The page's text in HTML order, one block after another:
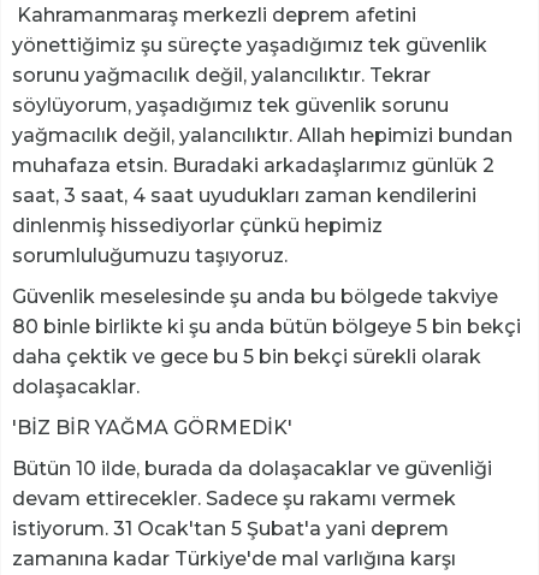
Kahramanmaraş merkezli deprem afetini
yönettiğimiz şu süreçte yaşadığımız tek güvenlik
sorunu yağmacılık değil, yalancılıktır. Tekrar
söylüyorum, yaşadığımız tek güvenlik sorunu
yağmacılık değil, yalancılıktır. Allah hepimizi bundan
muhafaza etsin. Buradaki arkadaşlarımız günlük 2
saat, 3 saat, 4 saat uyudukları zaman kendilerini
dinlenmiş hissediyorlar çünkü hepimiz
sorumluluğumuzu taşıyoruz.
Güvenlik meselesinde şu anda bu bölgede takviye
80 binle birlikte ki şu anda bütün bölgeye 5 bin bekçi
daha çektik ve gece bu 5 bin bekçi sürekli olarak
dolaşacaklar.
'BİZ BİR YAĞMA GÖRMEDİK'
Bütün 10 ilde, burada da dolaşacaklar ve güvenliği
devam ettirecekler. Sadece şu rakamı vermek
istiyorum. 31 Ocak'tan 5 Şubat'a yani deprem
zamanına kadar Türkiye'de mal varlığına karşı